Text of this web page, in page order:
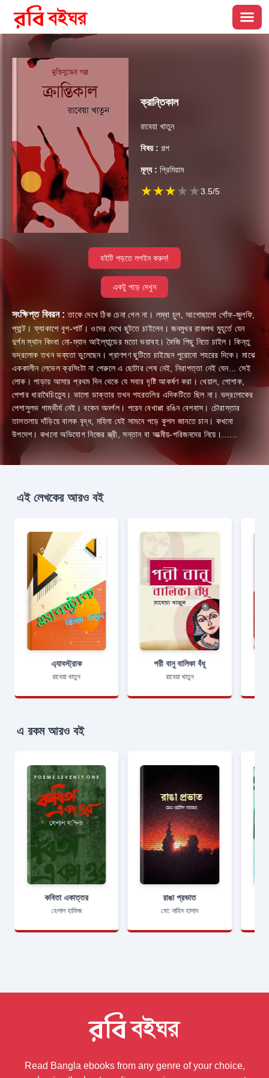
ক্রান্তিকাল
রাবেয়া খাতুন
বিষয় : গল্প
মূল্য : প্রিমিয়াম
★★★★★3.5/5
বইটি পড়তে লগইন করুন!
একটু পড়ে দেখুন
সংক্ষিপ্ত বিবরন : তাকে দেখে ঠিক চেনা গেল না। লম্বা চুল, আগোছালো গোঁফ-জুলফি,
প্যান্ট। ফ্যাকাশে বুশ-শার্ট। ওদের দেখে ছুটতে চাইলেন। জনমুখর রাজপথ মুহূর্তে যেন
দুৰ্গম স্থান কিংবা নো-ম্যান আইল্যান্ডের মতো ভয়াবহ। ফৈজি পিছু নিতে চাইল। কিন্তু
ভদ্রলোক তখন ভব্যতা ভুলেছেন। প্রাণপণ ছুটিতে চাইছেন পুরোনো শহরের দিকে। মাঝে
এককালীন লেভেল ক্রসিংটা না পেরুলে এ ছোটার শেষ নেই, নিরাপত্তা নেই যেন... সেই
লোক। পাড়ায় আসার প্রথম দিন থেকে যে সবার দৃষ্টি আকর্ষণ করা। খেয়াল, পোশাক,
পেশার ধারাবৈচিত্র্যে। ভালো ডাক্তার তখন শহরতলির এদিকটিতে ছিল না। ভদ্রলোকের
পেশাসুলভ গাম্ভীৰ্য নেই। বকেন অনর্গল। পরেন বেখাপ্পা রঙিন বেশবাস। চৌরাস্তার
তালতলায় দাঁড়িয়ে বালক বৃদ্ধ, মহিলা যেই সামনে পড়ে কুশল জানতে চান। কখনো
উপদেশ। কখনো অভিযোগ নিজের স্ত্রী, সন্তান বা আত্মীয়-পরিজনদের নিয়ে।......
এই লেখকের আরও বই
এ্যাবস্ট্রাক
রাবেয়া খাতুন
পরী বানু বালিকা বঁধূ
রাবেয়া খাতুন
এ রকম আরও বই
কবিতা একাত্তর
হেলাল হাফিজ
রাঙা প্রভাত
মো: নাহিদ হাসান
Read Bangla ebooks from any genre of your choice,